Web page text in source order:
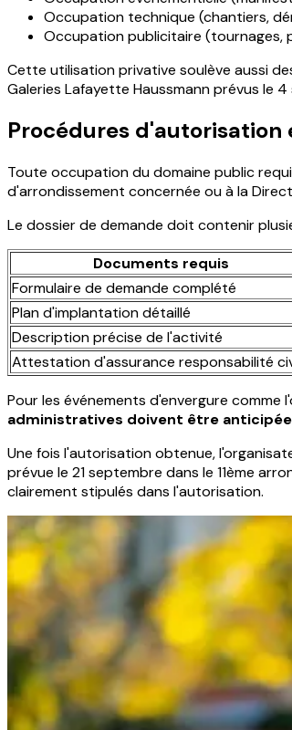
Occupation technique (chantiers,
Occupation publicitaire (tournages,
Cette utilisation privative soulève aussi
Galeries Lafayette Haussmann prévus le
Procédures
Toute occupation du domaine public
d'arrondissement concernée ou à la
Le dossier de demande doit contenir
Documents requis
Formulaire de demande complété
Plan d'implantation détaillé
Description précise de l'activité
Attestation d'assurance responsabilité
Pour les événements d'envergure
administratives doivent être
Une fois l'autorisation obtenue,
prévue le 21 septembre dans le 11ème
clairement stipulés dans l'autorisation.